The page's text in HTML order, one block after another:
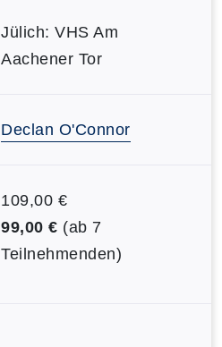
Jülich: VHS Am
Aachener Tor
Declan O'Connor
109,00 €
99,00 € (ab 7
Teilnehmenden)